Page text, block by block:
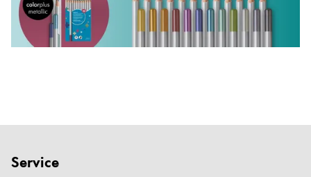
Etuis
Notizbücher
Geschenkideen
LAMY pico Lx
Gravur
Afrika
Diese Region enthält Länder mit den Sprachen,
South Africa
Australia
China
Service